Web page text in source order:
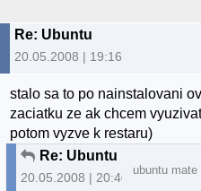
Re: Ubuntu
20.05.2008 | 19:16
stalo sa to po nainstalovani
zaciatku ze ak chcem
potom vyzve k restaru)
Re: Ubuntu
20.05.2008 | 20:40
ubuntu